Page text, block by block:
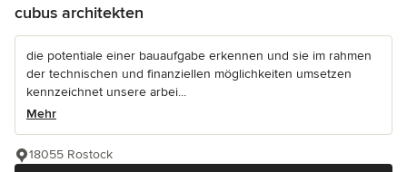
cubus architekten
die potentiale einer bauaufgabe erkennen und sie im rahmen
der technischen und finanziellen möglichkeiten umsetzen
kennzeichnet unsere arbei...
Mehr
18055 Rostock